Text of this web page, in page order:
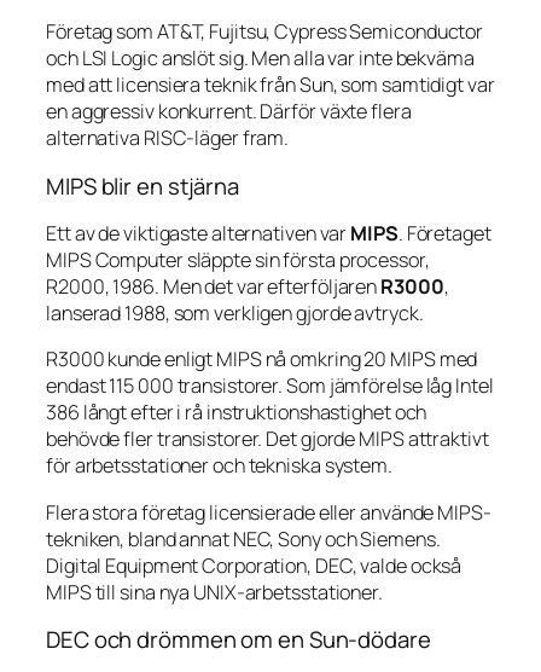
Företag som AT&T, Fujitsu, Cypress Semiconductor
och LSI Logic anslöt sig. Men alla var inte bekväma
med att licensiera teknik från Sun, som samtidigt var
en aggressiv konkurrent. Därför växte flera
alternativa RISC-läger fram.
MIPS blir en stjärna
Ett av de viktigaste alternativen varMIPS. Företaget
MIPS Computer släppte sin första processor,
R2000, 1986. Men det var efterföljarenR3000,
lanserad 1988, som verkligen gjorde avtryck.
R3000 kunde enligt MIPS nå omkring 20 MIPS med
endast 115 000 transistorer. Som jämförelse låg Intel
386 långt efter i rå instruktionshastighet och
behövde fler transistorer. Det gjorde MIPS attraktivt
för arbetsstationer och tekniska system.
Flera stora företag licensierade eller använde MIPS-
tekniken, bland annat NEC, Sony och Siemens.
Digital Equipment Corporation, DEC, valde också
MIPS till sina nya UNIX-arbetsstationer.
DEC och drömmen om en Sun-dödare